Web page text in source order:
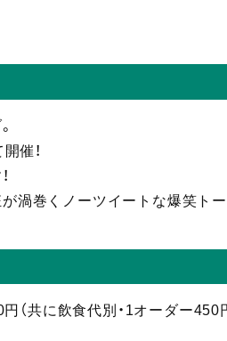
催！
渦巻くノーツイートな爆笑トー
（共に飲食代別・1オーダー450